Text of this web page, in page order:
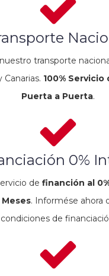
transporte
Canarias. 100%
Puerta a Puerta.
0%
de financión al
Meses. Informése ahora
condiciones de